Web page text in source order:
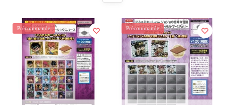
Précommande Précommande